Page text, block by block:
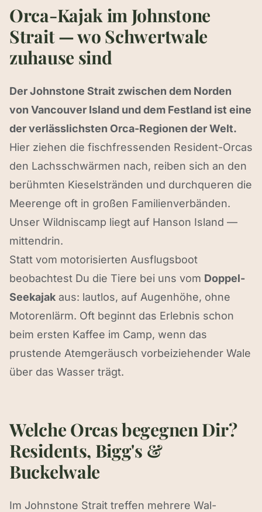
Orca-Kajak im Johnstone
Strait — wo Schwertwale
zuhause sind
Der Johnstone Strait zwischen dem Norden
von Vancouver Island und dem Festland ist eine
der verlässlichsten Orca-Regionen der Welt.
Hier ziehen die fischfressenden Resident-Orcas
den Lachsschwärmen nach, reiben sich an den
berühmten Kieselstränden und durchqueren die
Meerenge oft in großen Familienverbänden.
Unser Wildniscamp liegt auf Hanson Island —
mittendrin.
Statt vom motorisierten Ausflugsboot
beobachtest Du die Tiere bei uns vom Doppel-
Seekajak aus: lautlos, auf Augenhöhe, ohne
Motorenlärm. Oft beginnt das Erlebnis schon
beim ersten Kaffee im Camp, wenn das
prustende Atemgeräusch vorbeiziehender Wale
über das Wasser trägt.
Welche Orcas begegnen Dir?
Residents, Bigg's &
Buckelwale
Im Johnstone Strait treffen mehrere Wal-